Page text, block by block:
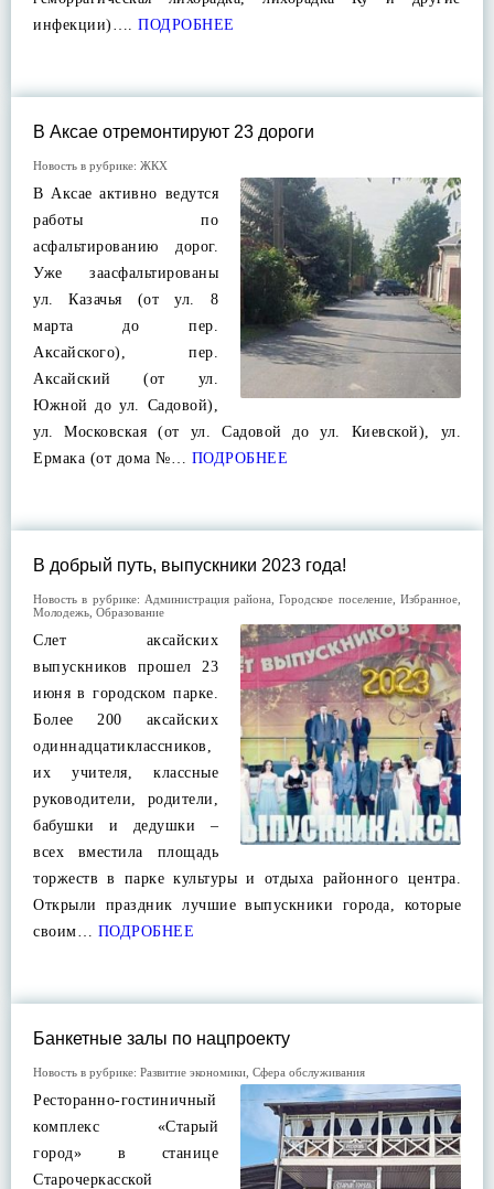
инфекции)…. ПОДРОБНЕЕ
В Аксае отремонтируют 23 дороги
Новость в рубрике: ЖКХ
В Аксае активно ведутся
работы по
асфальтированию дорог.
Уже заасфальтированы
ул. Казачья (от ул. 8
марта до пер.
Аксайского), пер.
Аксайский (от ул.
Южной до ул. Садовой),
ул. Московская (от ул. Садовой до ул. Киевской), ул.
Ермака (от дома №… ПОДРОБНЕЕ
В добрый путь, выпускники 2023 года!
Новость в рубрике: Администрация района ,Городское поселение,Избранное
Молодежь Образование
Слет аксайских
выпускников прошел 23
июня в городском парке.
Более 200 аксайских
одиннадцатиклассников,
их учителя, классные
руководители, родители,
бабушки и дедушки –
всех вместила площадь
торжеств в парке культуры и отдыха районного центра.
Открыли праздник лучшие выпускники города, которые
своим… ПОДРОБНЕЕ
Банкетные залы по нацпроекту
Новость в рубрике: Развитие экономики Сфера обслуживания
Ресторанно-гостиничный
комплекс «Старый
город» в станице
Старочеркасской